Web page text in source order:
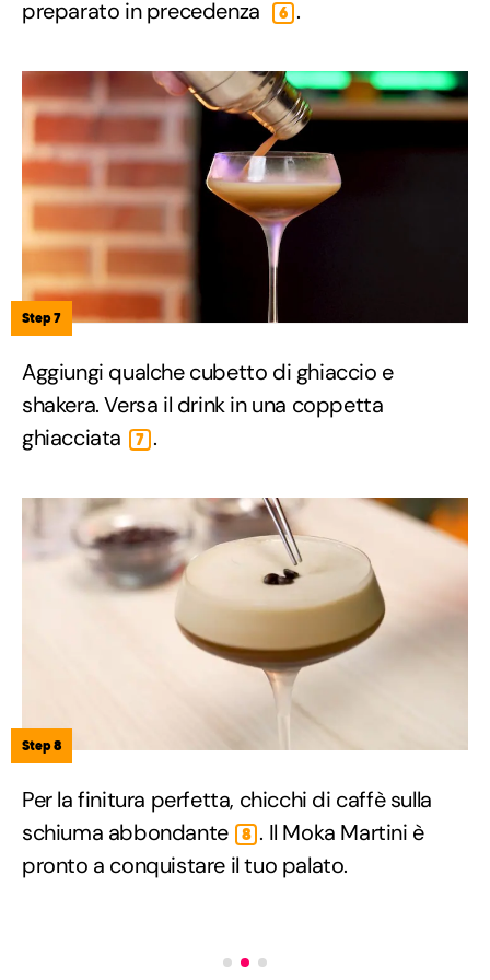
preparato in precedenza 6 .
Step 7
Aggiungi qualche cubetto di ghiaccio e
shakera. Versa il drink in una coppetta
ghiacciata
7 .
Step 8
Per la finitura perfetta, chicchi di caffè sulla
schiuma abbondante
8 . Il Moka Martini è
pronto a conquistare il tuo palato.